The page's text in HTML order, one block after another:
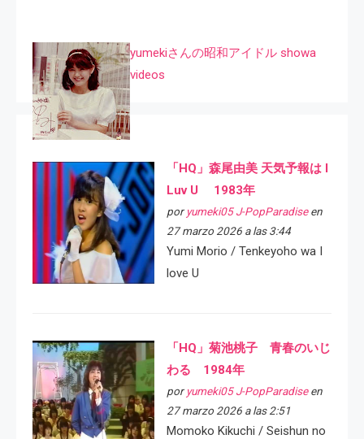
yumekiさんの昭和アイドル showa
videos
「HQ」森尾由美 天気予報は I
Luv U 1983年
por yumeki05 J-PopParadiseen
27 marzo 2026 a las 3:44
Yumi Morio / Tenkeyoho wa I
love U
「HQ」菊池桃子 青春のいじ
わる 1984年
por yumeki05 J-PopParadiseen
27 marzo 2026 a las 2:51
Momoko Kikuchi / Seishun no